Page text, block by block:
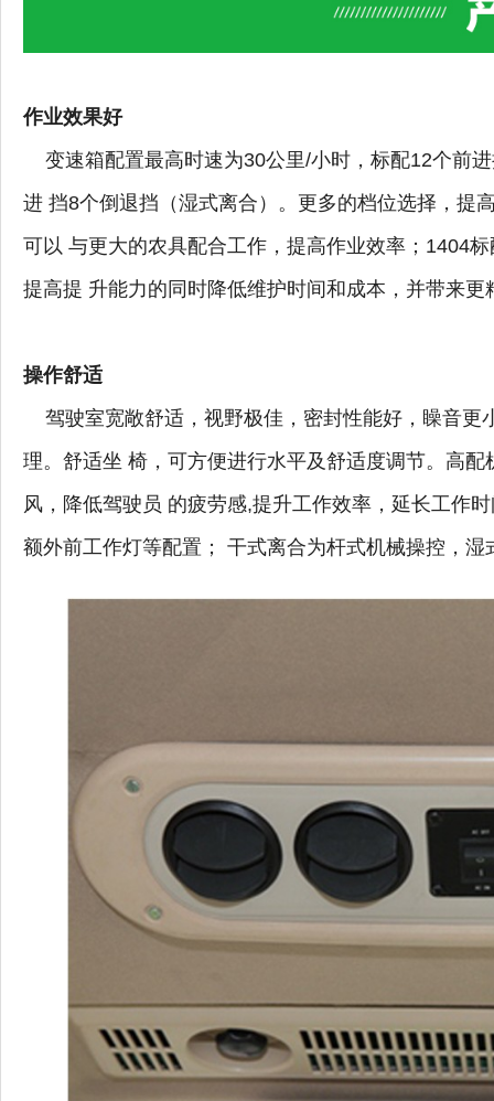
作业效果好
变速箱配置最高时速为30公里/小时，标配12个前
进 挡8个倒退挡（湿式离合）。更多的档位选择，提
可以 与更大的农具配合工作，提高作业效率；1404
提高提 升能力的同时降低维护时间和成本，并带来
操作舒适
驾驶室宽敞舒适，视野极佳，密封性能好，矂音更
理。舒适坐 椅，可方便进行水平及舒适度调节。高
风，降低驾驶员 的疲劳感,提升工作效率，延长工作
额外前工作灯等配置； 干式离合为杆式机械操控，